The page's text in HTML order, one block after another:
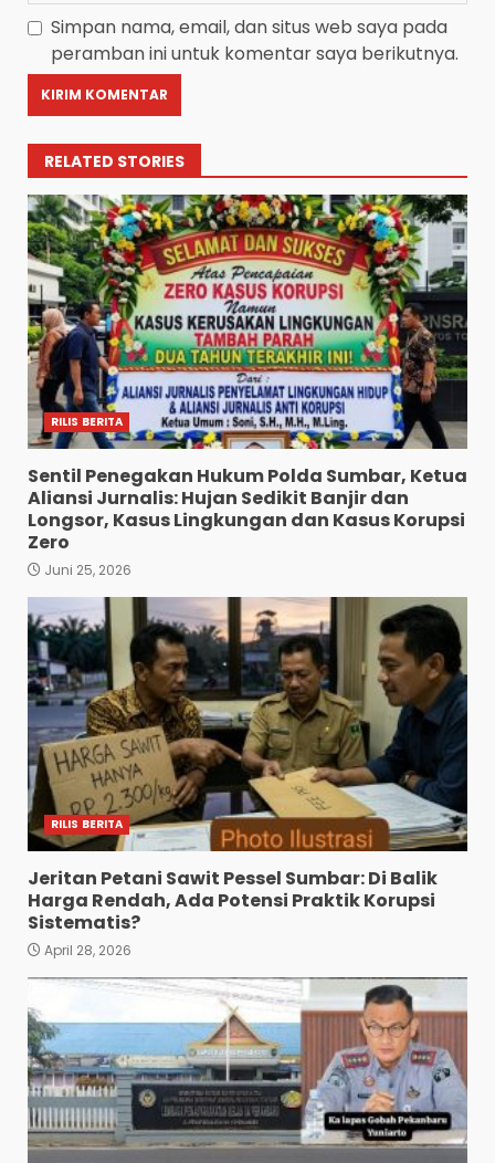
Simpan nama, email, dan situs web saya pada
peramban ini untuk komentar saya berikutnya.
RELATED STORIES
RILIS BERITA
Sentil Penegakan Hukum Polda Sumbar, Ketua
Aliansi Jurnalis: Hujan Sedikit Banjir dan
Longsor, Kasus Lingkungan dan Kasus Korupsi
Zero
Juni 25, 2026
RILIS BERITA
Jeritan Petani Sawit Pessel Sumbar: Di Balik
Harga Rendah, Ada Potensi Praktik Korupsi
Sistematis?
April 28, 2026